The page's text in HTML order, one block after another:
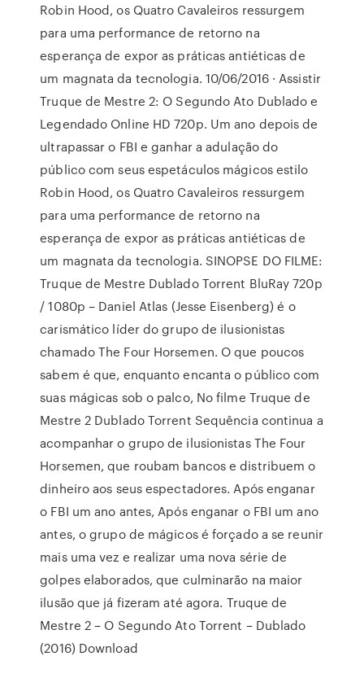
Robin Hood, os Quatro Cavaleiros ressurgem
para uma performance de retorno na
esperança de expor as práticas antiéticas de
um magnata da tecnologia. 10/06/2016 · Assistir
Truque de Mestre 2: O Segundo Ato Dublado e
Legendado Online HD 720p. Um ano depois de
ultrapassar o FBI e ganhar a adulação do
público com seus espetáculos mágicos estilo
Robin Hood, os Quatro Cavaleiros ressurgem
para uma performance de retorno na
esperança de expor as práticas antiéticas de
um magnata da tecnologia. SINOPSE DO FILME:
Truque de Mestre Dublado Torrent BluRay 720p
/ 1080p – Daniel Atlas (Jesse Eisenberg) é o
carismático líder do grupo de ilusionistas
chamado The Four Horsemen. O que poucos
sabem é que, enquanto encanta o público com
suas mágicas sob o palco, No filme Truque de
Mestre 2 Dublado Torrent Sequência continua a
acompanhar o grupo de ilusionistas The Four
Horsemen, que roubam bancos e distribuem o
dinheiro aos seus espectadores. Após enganar
o FBI um ano antes, Após enganar o FBI um ano
antes, o grupo de mágicos é forçado a se reunir
mais uma vez e realizar uma nova série de
golpes elaborados, que culminarão na maior
ilusão que já fizeram até agora. Truque de
Mestre 2 – O Segundo Ato Torrent – Dublado
(2016) Download